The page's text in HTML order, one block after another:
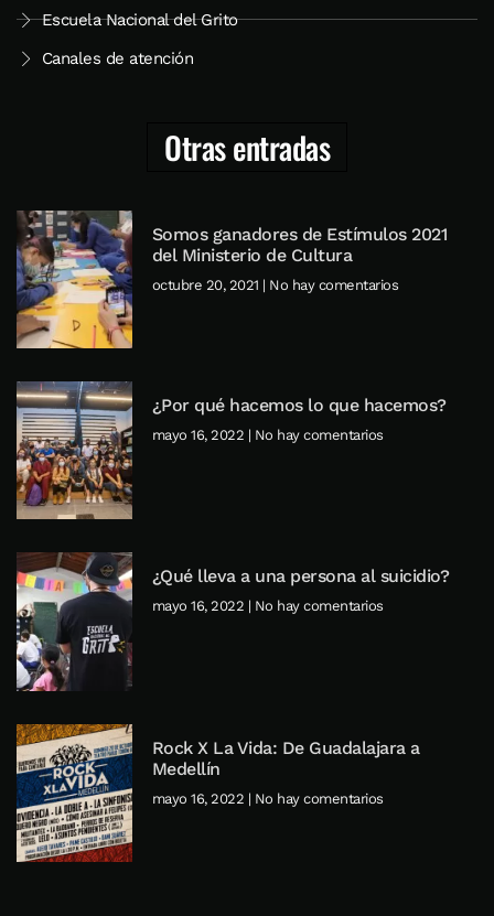
Escuela Nacional del Grito
Canales de atención
Otras entradas
Somos ganadores de Estímulos 2021
del Ministerio de Cultura
octubre 20, 2021 No hay comentarios
¿Por qué hacemos lo que hacemos?
mayo 16, 2022 No hay comentarios
¿Qué lleva a una persona al suicidio?
mayo 16, 2022 No hay comentarios
Rock X La Vida: De Guadalajara a
Medellín
mayo 16, 2022 No hay comentarios